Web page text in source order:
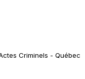
Criminels - Québec